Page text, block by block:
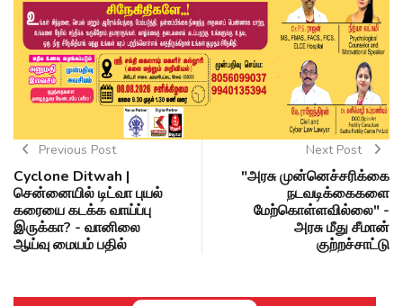
Previous Post
Cyclone Ditwah |
சென்னையில் டிட்வா புயல்
கரையை கடக்க வாய்ப்பு
இருக்கா? - வானிலை
ஆய்வு மையம் பதில்
Next Post
"அரசு முன்னெச்சரிக்கை
நடவடிக்கைகளை
மேற்கொள்ளவில்லை" -
அரசு மீது சீமான்
குற்றச்சாட்டு